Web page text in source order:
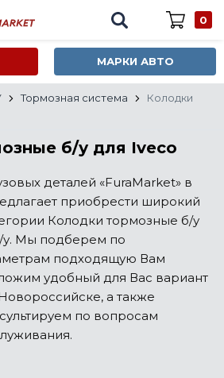
0
МАРКИ АВТО
Тормозная система
Колодки
б/у для Iveco
деталей «FuraMarket» в
приобрести широкий
Колодки тормозные б/у
у. Мы подберем по
подходящую Вам
удобный для Вас вариант
а также
по вопросам